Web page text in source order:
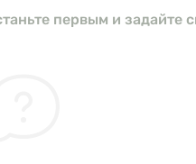
первым и задайте